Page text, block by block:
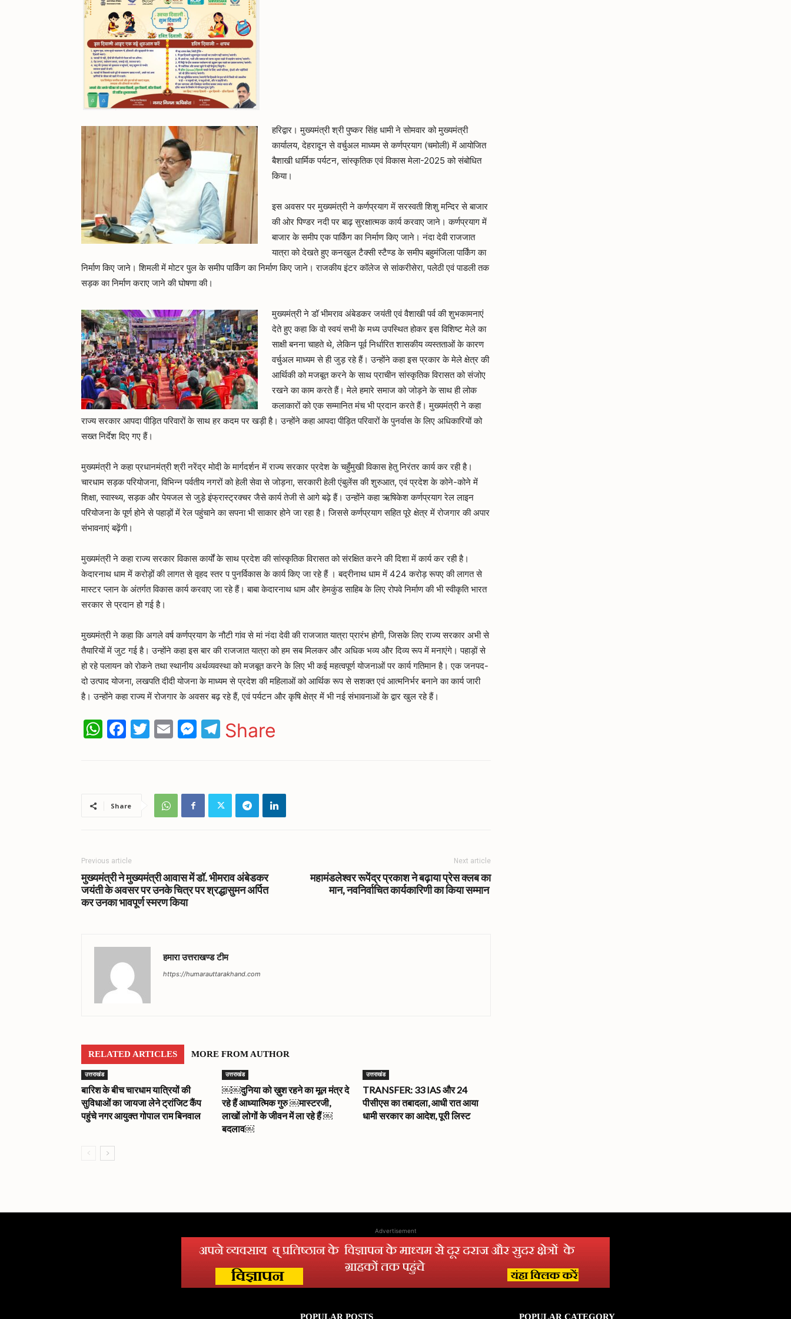
हरिद्वार। मुख्यमंत्री श्री पुष्कर सिंह धामी ने सोमवार को मुख्यमंत्री
कार्यालय, देहरादून से वर्चुअल माध्यम से कर्णप्रयाग (चमोली) में आयोजित
बैशाखी धार्मिक पर्यटन, सांस्कृतिक एवं विकास मेला-2025 को संबोधित
किया।
इस अवसर पर मुख्यमंत्री ने कर्णप्रयाग में सरस्वती शिशु मन्दिर से बाजार
की ओर पिण्डर नदी पर बाढ़ सुरक्षात्मक कार्य करवाए जाने। कर्णप्रयाग में
बाजार के समीप एक पार्किंग का निर्माण किए जाने। नंदा देवी राजजात
यात्रा को देखते हुए कनखुल टैक्सी स्टैण्ड के समीप बहुमंजिला पार्किंग का
निर्माण किए जाने। शिमली में मोटर पुल के समीप पार्किंग का निर्माण किए जाने। राजकीय इंटर कॉलेज से सांकरीसेरा, पलेठी एवं पाडली तक
सड़क का निर्माण कराए जाने की घोषणा की।
मुख्यमंत्री ने डॉ भीमराव अंबेडकर जयंती एवं वैशाखी पर्व की शुभकामनाएं
देते हुए कहा कि वो स्वयं सभी के मध्य उपस्थित होकर इस विशिष्ट मेले का
साक्षी बनना चाहते थे, लेकिन पूर्व निर्धारित शासकीय व्यस्तताओं के कारण
वर्चुअल माध्यम से ही जुड़ रहे हैं। उन्होंने कहा इस प्रकार के मेले क्षेत्र की
आर्थिकी को मजबूत करने के साथ प्राचीन सांस्कृतिक विरासत को संजोए
रखने का काम करते हैं। मेले हमारे समाज को जोड़ने के साथ ही लोक
कलाकारों को एक सम्मानित मंच भी प्रदान करते हैं। मुख्यमंत्री ने कहा
राज्य सरकार आपदा पीड़ित परिवारों के साथ हर कदम पर खड़ी है। उन्होंने कहा आपदा पीड़ित परिवारों के पुनर्वास के लिए अधिकारियों को
सख्त निर्देश दिए गए हैं।
मुख्यमंत्री ने कहा प्रधानमंत्री श्री नरेंद्र मोदी के मार्गदर्शन में राज्य सरकार प्रदेश के चहुँमुखी विकास हेतु निरंतर कार्य कर रही है।
चारधाम सड़क परियोजना, विभिन्न पर्वतीय नगरों को हेली सेवा से जोड़ना, सरकारी हेली एंबुलेंस की शुरुआत, एवं प्रदेश के कोने-कोने में
शिक्षा, स्वास्थ्य, सड़क और पेयजल से जुड़े इंफ्रास्ट्रक्चर जैसे कार्य तेजी से आगे बढ़े हैं। उन्होंने कहा ऋषिकेश कर्णप्रयाग रेल लाइन
परियोजना के पूर्ण होने से पहाड़ों में रेल पहुंचाने का सपना भी साकार होने जा रहा है। जिससे कर्णप्रयाग सहित पूरे क्षेत्र में रोजगार की अपार
संभावनाएं बढ़ेंगी।
मुख्यमंत्री ने कहा राज्य सरकार विकास कार्यों के साथ प्रदेश की सांस्कृतिक विरासत को संरक्षित करने की दिशा में कार्य कर रही है।
केदारनाथ धाम में करोड़ों की लागत से वृहद स्तर प पुनर्विकास के कार्य किए जा रहे हैं । बद्रीनाथ धाम में 424 करोड़ रूपए की लागत से
मास्टर प्लान के अंतर्गत विकास कार्य करवाए जा रहे हैं। बाबा केदारनाथ धाम और हेमकुंड साहिब के लिए रोपवे निर्माण की भी स्वीकृति भारत
सरकार से प्रदान हो गई है।
मुख्यमंत्री ने कहा कि अगले वर्ष कर्णप्रयाग के नौटी गांव से मां नंदा देवी की राजजात यात्रा प्रारंभ होगी, जिसके लिए राज्य सरकार अभी से
तैयारियों में जुट गई है। उन्होंने कहा इस बार की राजजात यात्रा को हम सब मिलकर और अधिक भव्य और दिव्य रूप में मनाएंगे। पहाड़ों से
हो रहे पलायन को रोकने तथा स्थानीय अर्थव्यवस्था को मजबूत करने के लिए भी कई महत्वपूर्ण योजनाओं पर कार्य गतिमान है। एक जनपद-
दो उत्पाद योजना, लखपति दीदी योजना के माध्यम से प्रदेश की महिलाओं को आर्थिक रूप से सशक्त एवं आत्मनिर्भर बनाने का कार्य जारी
है। उन्होंने कहा राज्य में रोजगार के अवसर बढ़ रहे हैं, एवं पर्यटन और कृषि क्षेत्र में भी नई संभावनाओं के द्वार खुल रहे हैं।
WhatsApp
Facebook
Twitter
EmailMessenger
Telegram
Share
Share
Previous article
मुख्यमंत्री ने मुख्यमंत्री आवास में डॉ. भीमराव अंबेडकर
जयंती के अवसर पर उनके चित्र पर श्रद्धासुमन अर्पित
कर उनका भावपूर्ण स्मरण किया
Next article
महामंडलेश्वर रूपेंद्र प्रकाश ने बढ़ाया प्रेस क्लब का
मान, नवनिर्वाचित कार्यकारिणी का किया सम्मान
हमारा उत्तराखण्ड टीम
https://humarauttarakhand.com
RELATED ARTICLES MORE FROM AUTHOR
उत्तराखंड
बारिश के बीच चारधाम यात्रियों की
सुविधाओं का जायजा लेने ट्रांजिट कैंप
पहुंचे नगर आयुक्त गोपाल राम बिनवाल
उत्तराखंड
￼￼दुनिया को ख़ुश रहने का मूल मंत्र दे
रहे हैं आध्यात्मिक गुरु ￼मास्टरजी,
लाखों लोगों के जीवन में ला रहे हैं ￼
बदलाव￼
उत्तराखंड
TRANSFER: 33 IAS और 24
पीसीएस का तबादला, आधी रात आया
धामी सरकार का आदेश, पूरी लिस्ट
Advertisement
POPULAR POSTS POPULAR CATEGORY